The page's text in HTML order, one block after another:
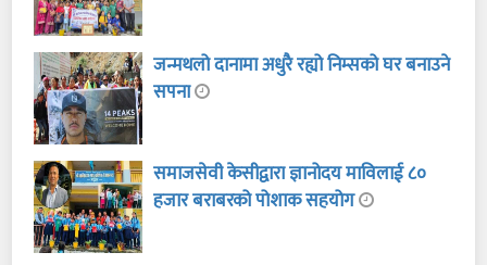
जन्मथलो दानामा अधुरै रह्यो निम्सको घर बनाउने
सपना
समाजसेवी केसीद्वारा ज्ञानोदय माविलाई ८०
हजार बराबरको पोशाक सहयोग